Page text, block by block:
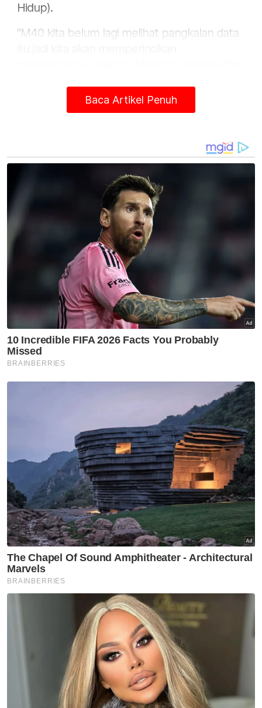
Hidup).
"M40 kita belum lagi melihat pangkalan data
Sumbangan Amal Deepavali di Tesco Kulim
sedang melengkapkan data penerima B40
bekerjasama dengan Jabatan Pengangkutan
Jalan bagi mendapatkan data terperinci.
termasuklah mempunyai kenderaan yang
berdaftar atas nama sendiri, enjin berkapasiti
1600cc dan ke bawah atau kenderaan yang
mempunyai kapasiti enjin lebih tinggi mestilah
berusia lebih 10 tahun, motosikal berkapasiti
enjin 150cc dan ke bawah dan motosikal
berkuasa tinggi dengan syarat umur melebihi
tujuh tahun.
Semalam, menerusi Belanjawan2020, Guan
Eng mengumumkan subsidi petrol bersasar
akan dilancarkan bermula Januari 2020 bakal
memanfaatkan lapan juta penerima dengan
jumlah RM2.2 bilion, di mana sebanyak RM30
sebulan untuk pemilik kereta atau RM12
sebulan untuk pemilik motosikal bagi
menunaikan sebahagian daripada janji
Pakatan Harapan.
Baca Artikel Penuh